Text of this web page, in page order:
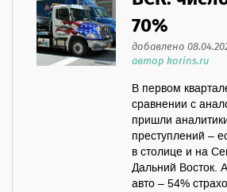
70%
добавлено
автор korins.ru
В первом
сравнении с
пришли
преступлений –
в столице и на
Дальний Восток.
авто – 54%